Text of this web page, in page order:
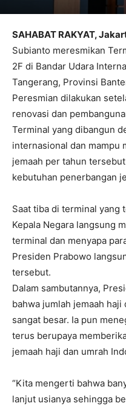
SAHABAT RAKYAT,
Subianto meresmikan
2F di Bandar Udara
Tangerang, Provinsi
Peresmian dilakukan
renovasi dan
Terminal yang dibangun
internasional dan mampu
jemaah per tahun
kebutuhan penerbangan
Saat tiba di terminal
Kepala Negara langsung
terminal dan menyapa
Presiden Prabowo
tersebut.
Dalam sambutannya,
bahwa jumlah jemaah
sangat besar. Ia pun
terus berupaya
jemaah haji dan umrah
“Kita mengerti bahwa
lanjut usianya sehingga